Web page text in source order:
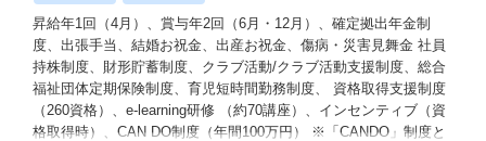
昇給年1回（4月）、賞与年2回（6月・12月）、確定拠出年金制
度、出張手当、結婚お祝金、出産お祝金、傷病・災害見舞金 社員
持株制度、財形貯蓄制度、クラブ活動/クラブ活動支援制度、総合
福祉団体定期保険制度、育児短時間勤務制度、 資格取得支援制度
（260資格）、e-learning研修 （約70講座）、インセンティブ（資
格取得時）、CAN DO制度（年間100万円） ※「CANDO」制度と